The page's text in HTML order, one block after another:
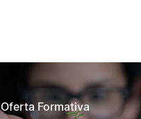
Oferta Formativa